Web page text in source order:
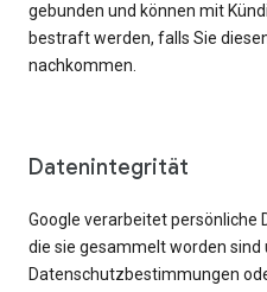
gebunden und können mit
bestraft werden, falls Sie
nachkommen.
Datenintegrität
Google verarbeitet persönliche
die sie gesammelt worden sind
Datenschutzbestimmungen